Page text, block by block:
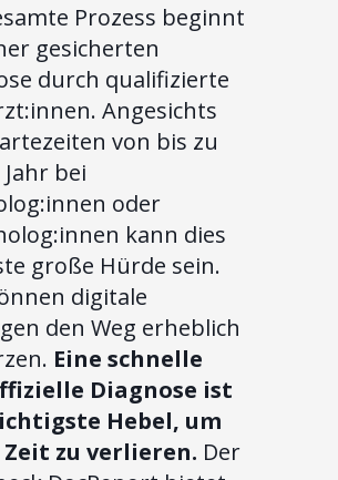
Prozess beginnt
gesicherten
durch qualifizierte
Angesichts
von bis zu
bei
oder
kann dies
große Hürde sein.
digitale
den Weg erheblich
Eine schnelle
Diagnose ist
Hebel, um
zu verlieren. Der